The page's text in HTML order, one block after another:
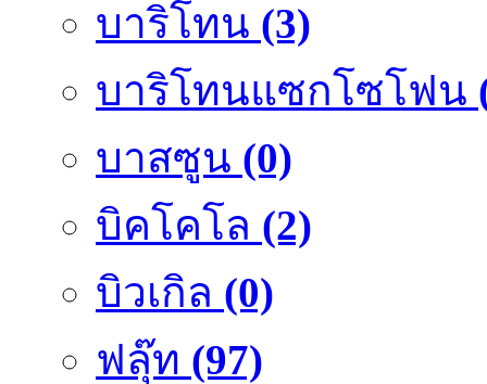
บาริโทน (3)
บาริโทนแซกโซโฟน
บาสซูน (0)
บิคโคโล (2)
บิวเกิล (0)
ฟลุ๊ท (97)